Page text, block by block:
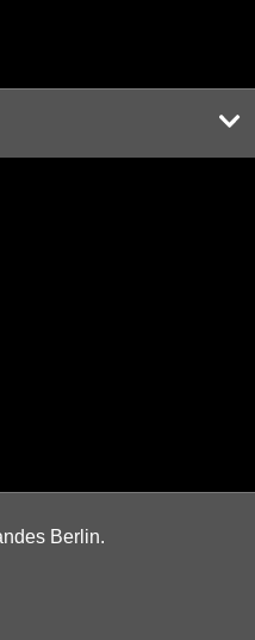
Berlin.